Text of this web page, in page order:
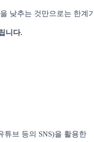
낮추는 것만으로는 한계
니다.
튜브 등의 SNS)을 활용한